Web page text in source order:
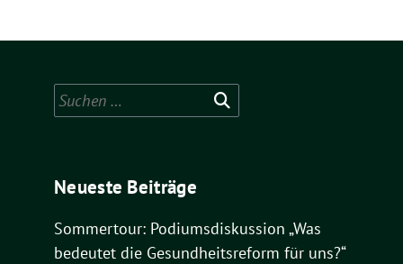
Suchen
nach:
Neueste Beiträge
Sommertour: Podiumsdiskussion „Was
bedeutet die Gesundheitsreform für uns?“